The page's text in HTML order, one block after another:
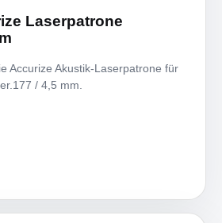
Laserpatrone
Accurize Akustik-Laserpatrone für
/ 4,5 mm.